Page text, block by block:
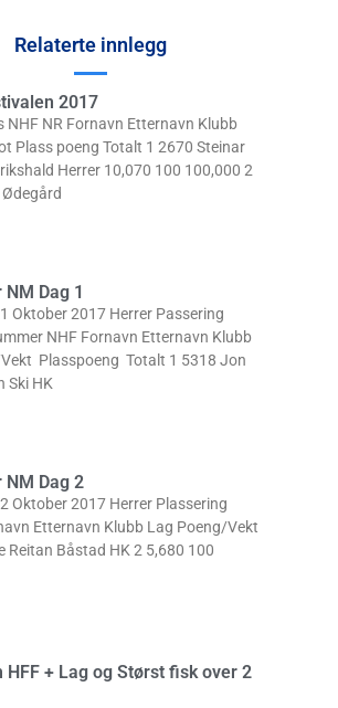
Relaterte innlegg
2017
NHF NR Fornavn Etternavn Klubb
Plass poeng Totalt 1 2670 Steinar
Herrer 10,070 100 100,000 2
Dag 1
Oktober 2017 Herrer Passering
NHF Fornavn Etternavn Klubb
Plasspoeng Totalt 1 5318 Jon
Ski HK
NM Dag 2
Oktober 2017 Herrer Plassering
Etternavn Klubb Lag Poeng/Vekt
Reitan Båstad HK 2 5,680 100
HFF + Lag og Størst fisk over 2